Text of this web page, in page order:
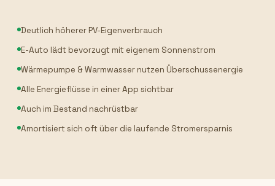
Deutlich höherer PV-Eigenverbrauch
E-Auto lädt bevorzugt mit eigenem Sonnenstrom
Wärmepumpe & Warmwasser nutzen Überschussenergie
Alle Energieflüsse in einer App sichtbar
Auch im Bestand nachrüstbar
Amortisiert sich oft über die laufende Stromersparnis